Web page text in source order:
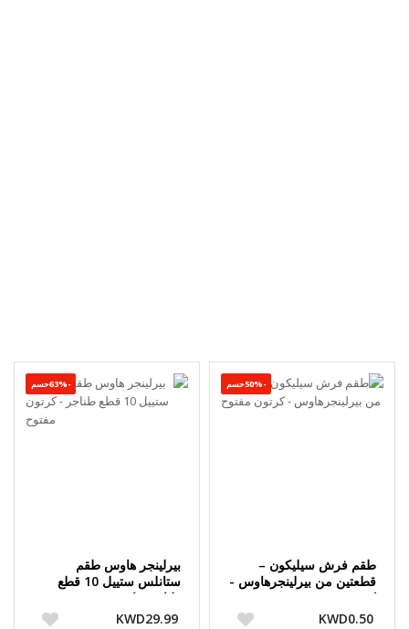
-50%حسم
طقم فرش سيليكون –
قطعتين من بيرلينجرهاوس -
كرتون مفتوح
KWD0.50
-63%حسم
بيرلينجر هاوس طقم
ستانلس ستييل 10 قطع
طناجر - كرتون مفتوح
KWD29.99